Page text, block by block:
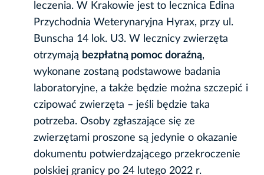
leczenia. W Krakowie jest to lecznica Edina
Przychodnia Weterynaryjna Hyrax, przy ul.
Bunscha 14 lok. U3. W lecznicy zwierzęta
otrzymają bezpłatną pomoc doraźną,
wykonane zostaną podstawowe badania
laboratoryjne, a także będzie można szczepić i
czipować zwierzęta – jeśli będzie taka
potrzeba. Osoby zgłaszające się ze
zwierzętami proszone są jedynie o okazanie
dokumentu potwierdzającego przekroczenie
polskiej granicy po 24 lutego 2022 r.